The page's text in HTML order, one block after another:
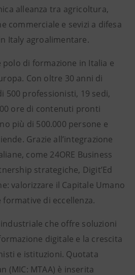
alleanza tra agricoltura,
commerciale e sevizi a difesa
Italy agroalimentare.
polo di formazione in Italia e
Con oltre 30 anni di
500 professionisti, 19 sedi,
ore di contenuti pronti
più di 500.000 persone e
Grazie all’integrazione
come 24ORE Business
strategiche, Digit’Ed
valorizzare il Capitale Umano
di eccellenza.
che offre soluzioni
digitale e la crescita
e istituzioni. Quotata
(MIC: MTAA) è inserita